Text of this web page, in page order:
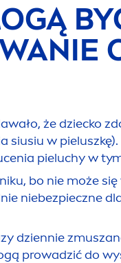
że dziecko
siusiu w
pieluchy w
bo nie może
niebezpieczne
dziennie
prowadzić do